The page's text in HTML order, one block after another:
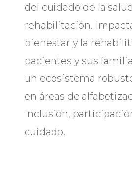
del cuidado de la
rehabilitación.
bienestar y la
pacientes y sus
un ecosistema
en áreas de
inclusión,
cuidado.